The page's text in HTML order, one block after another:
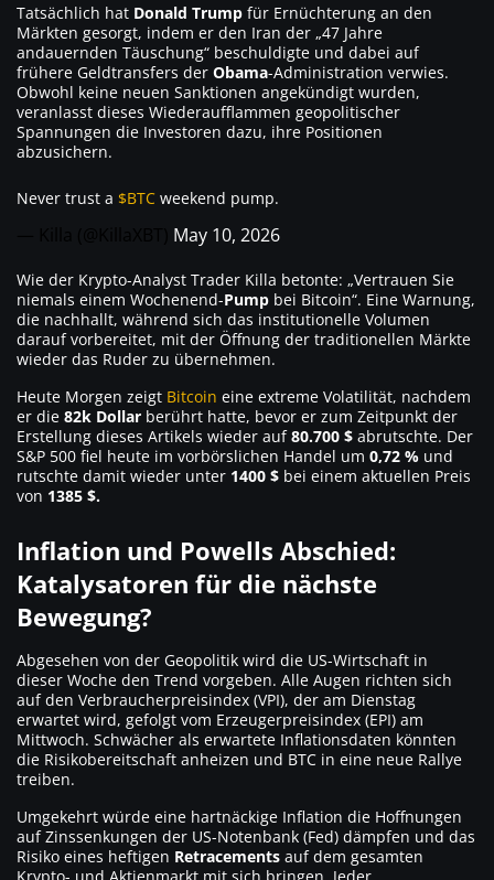
Tatsächlich hat Donald Trump für Ernüchterung an den
Märkten gesorgt, indem er den Iran der „47 Jahre
andauernden Täuschung“ beschuldigte und dabei auf
frühere Geldtransfers der Obama-Administration verwies.
Obwohl keine neuen Sanktionen angekündigt wurden,
veranlasst dieses Wiederaufflammen geopolitischer
Spannungen die Investoren dazu, ihre Positionen
abzusichern.
Never trust a $BTC weekend pump.
May 10, 2026
Wie der Krypto-Analyst Trader Killa betonte: „Vertrauen Sie
niemals einem Wochenend-Pump bei Bitcoin“. Eine Warnung,
die nachhallt, während sich das institutionelle Volumen
darauf vorbereitet, mit der Öffnung der traditionellen Märkte
wieder das Ruder zu übernehmen.
Heute Morgen zeigt Bitcoin eine extreme Volatilität, nachdem
er die 82k Dollar berührt hatte, bevor er zum Zeitpunkt der
Erstellung dieses Artikels wieder auf80.700 $ abrutschte. Der
S&P 500 fiel heute im vorbörslichen Handel um 0,72 % und
rutschte damit wieder unter 1400 $ bei einem aktuellen Preis
von 1385 $.
Inflation und Powells Abschied:
Katalysatoren für die nächste
Bewegung?
Abgesehen von der Geopolitik wird die US-Wirtschaft in
dieser Woche den Trend vorgeben. Alle Augen richten sich
auf den Verbraucherpreisindex (VPI), der am Dienstag
erwartet wird, gefolgt vom Erzeugerpreisindex (EPI) am
Mittwoch. Schwächer als erwartete Inflationsdaten könnten
die Risikobereitschaft anheizen und BTC in eine neue Rallye
treiben.
Umgekehrt würde eine hartnäckige Inflation die Hoffnungen
auf Zinssenkungen der US-Notenbank (Fed) dämpfen und das
Risiko eines heftigen Retracements auf dem gesamten
Krypto- und Aktienmarkt mit sich bringen. Jeder